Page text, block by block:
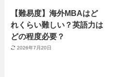
【難易度】海外MBAはど
れくらい難しい？英語力は
どの程度必要？
2026年7月20日